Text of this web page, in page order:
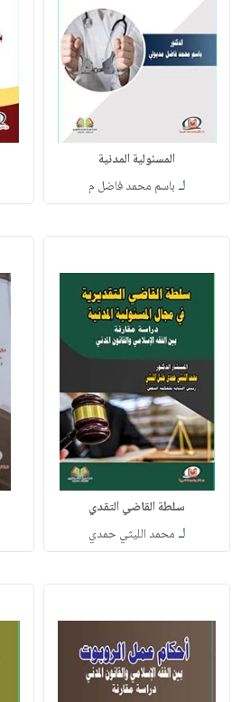
المسئولية المدنية
لـ باسم محمد فاضل م
سلطة القاضي التقدي
لـ محمد الليثي حمدي